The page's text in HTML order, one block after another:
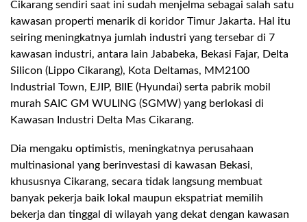
Cikarang sendiri saat ini sudah menjelma sebagai salah satu
kawasan properti menarik di koridor Timur Jakarta. Hal itu
seiring meningkatnya jumlah industri yang tersebar di 7
kawasan industri, antara lain Jababeka, Bekasi Fajar, Delta
Silicon (Lippo Cikarang), Kota Deltamas, MM2100
Industrial Town, EJIP, BIIE (Hyundai) serta pabrik mobil
murah SAIC GM WULING (SGMW) yang berlokasi di
Kawasan Industri Delta Mas Cikarang.
Dia mengaku optimistis, meningkatnya perusahaan
multinasional yang berinvestasi di kawasan Bekasi,
khususnya Cikarang, secara tidak langsung membuat
banyak pekerja baik lokal maupun ekspatriat memilih
bekerja dan tinggal di wilayah yang dekat dengan kawasan